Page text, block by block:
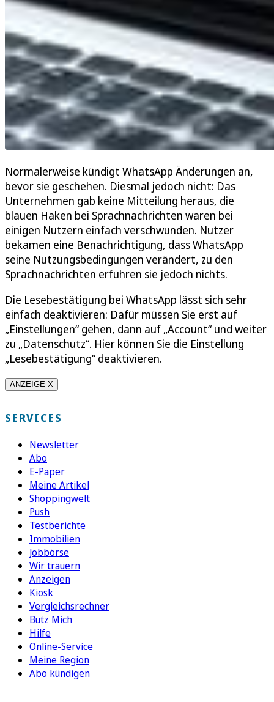
Normalerweise kündigt WhatsApp Änderungen an,
bevor sie geschehen. Diesmal jedoch nicht: Das
Unternehmen gab keine Mitteilung heraus, die
blauen Haken bei Sprachnachrichten waren bei
einigen Nutzern einfach verschwunden. Nutzer
bekamen eine Benachrichtigung, dass WhatsApp
seine Nutzungsbedingungen verändert, zu den
Sprachnachrichten erfuhren sie jedoch nichts.
Die Lesebestätigung bei WhatsApp lässt sich sehr
einfach deaktivieren: Dafür müssen Sie erst auf
„Einstellungen“ gehen, dann auf „Account“ und weiter
zu „Datenschutz“. Hier können Sie die Einstellung
„Lesebestätigung“ deaktivieren.
ANZEIGE X
SERVICES
Newsletter
Abo
E-Paper
Meine Artikel
Shoppingwelt
Push
Testberichte
Immobilien
Jobbörse
Wir trauern
Anzeigen
Kiosk
Vergleichsrechner
Bütz Mich
Hilfe
Online-Service
Meine Region
Abo kündigen